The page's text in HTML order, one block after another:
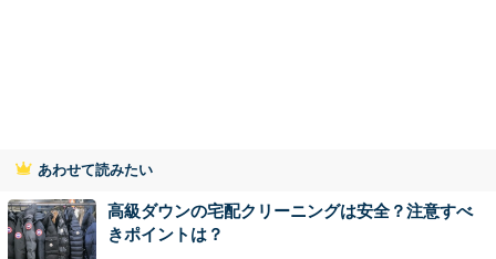
あわせて読みたい
高級ダウンの宅配クリーニングは安全？注意すべ
きポイントは？